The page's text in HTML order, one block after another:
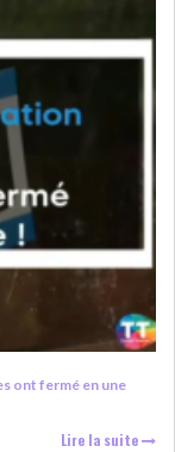
À
À
RSS
ont fermé en une
Lire la suite